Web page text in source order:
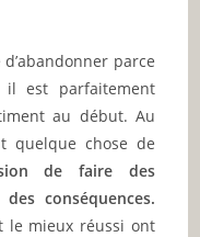
parce
il est parfaitement
au début. Au
quelque chose de
de faire des
conséquences.
le mieux réussi ont